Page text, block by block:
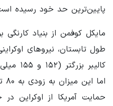
پایین‌ترین حد خود رسیده
مایکل کوفمن از بنیاد
حمایت آمریکا از اوکراین